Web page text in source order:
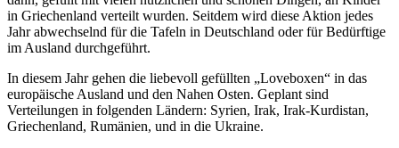
in Griechenland verteilt wurden. Seitdem wird diese Aktion jedes
Jahr abwechselnd für die Tafeln in Deutschland oder für Bedürftige
im Ausland durchgeführt.
In diesem Jahr gehen die liebevoll gefüllten „Loveboxen“ in das
europäische Ausland und den Nahen Osten. Geplant sind
Verteilungen in folgenden Ländern: Syrien, Irak, Irak-Kurdistan,
Griechenland, Rumänien, und in die Ukraine.